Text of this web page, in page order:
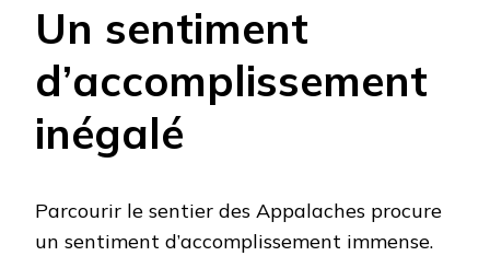
Un sentiment
d’accomplissement
inégalé
Parcourir le sentier des Appalaches procure
un sentiment d’accomplissement immense.